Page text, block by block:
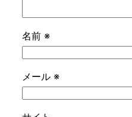
名前 ※
メール ※